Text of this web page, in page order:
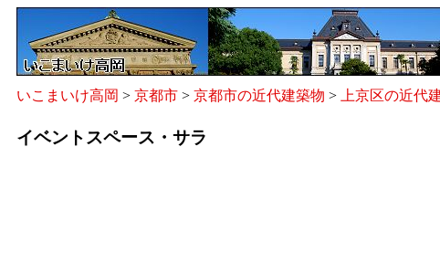
いこまいけ高岡 > 京都市 > 京都市の近代建築物 > 上京区の近代
イベントスペース・サラ